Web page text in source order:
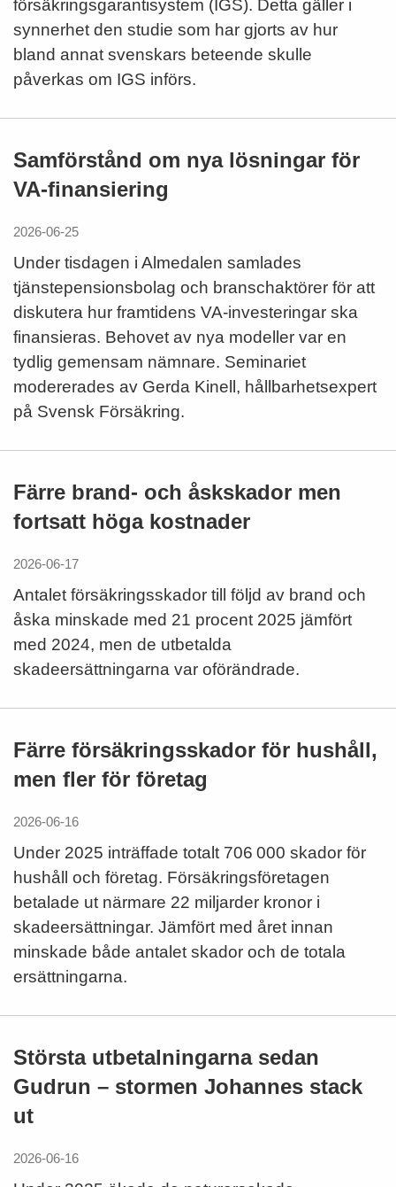
försäkringsgarantisystem (IGS). Detta gäller i
synnerhet den studie som har gjorts av hur
bland annat svenskars beteende skulle
påverkas om IGS införs.
Samförstånd om nya lösningar för
VA-finansiering
2026-06-25
Under tisdagen i Almedalen samlades
tjänstepensionsbolag och branschaktörer för att
diskutera hur framtidens VA-investeringar ska
finansieras. Behovet av nya modeller var en
tydlig gemensam nämnare. Seminariet
modererades av Gerda Kinell, hållbarhetsexpert
på Svensk Försäkring.
Färre brand- och åskskador men
fortsatt höga kostnader
2026-06-17
Antalet försäkringsskador till följd av brand och
åska minskade med 21 procent 2025 jämfört
med 2024, men de utbetalda
skadeersättningarna var oförändrade.
Färre försäkringsskador för hushåll,
men fler för företag
2026-06-16
Under 2025 inträffade totalt 706 000 skador för
hushåll och företag. Försäkringsföretagen
betalade ut närmare 22 miljarder kronor i
skadeersättningar. Jämfört med året innan
minskade både antalet skador och de totala
ersättningarna.
Största utbetalningarna sedan
Gudrun – stormen Johannes stack
ut
2026-06-16